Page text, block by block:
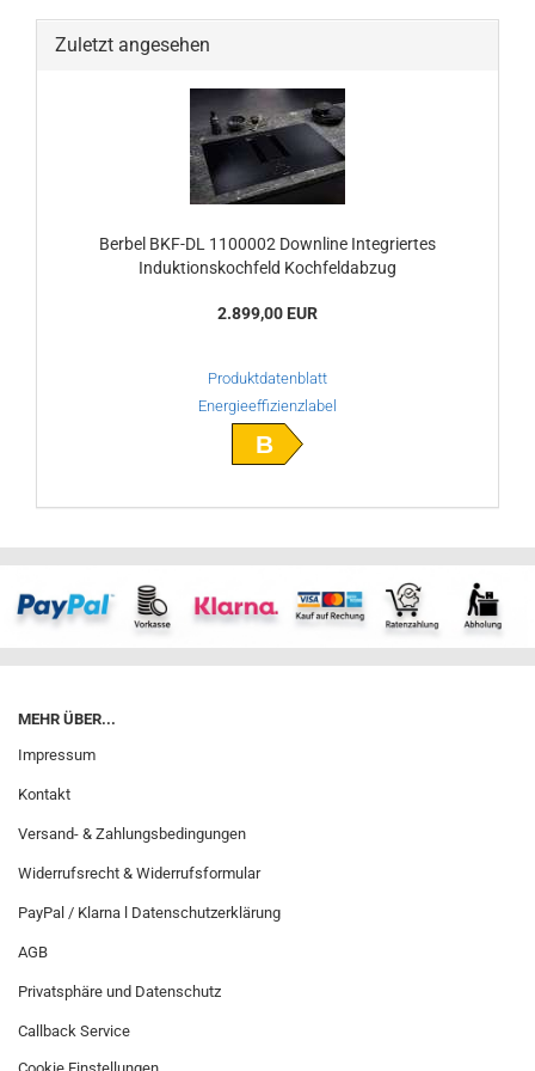
Zuletzt angesehen
Berbel BKF-DL 1100002 Downline Integriertes
Induktionskochfeld Kochfeldabzug
2.899,00 EUR
Produktdatenblatt
Energieeffizienzlabel
B
MEHR ÜBER...
Impressum
Kontakt
Versand- & Zahlungsbedingungen
Widerrufsrecht & Widerrufsformular
PayPal / Klarna l Datenschutzerklärung
AGB
Privatsphäre und Datenschutz
Callback Service